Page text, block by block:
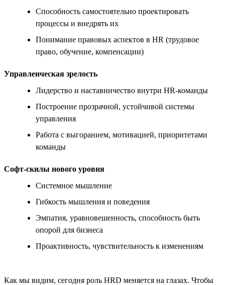
Способность самостоятельно проектировать
процессы и внедрять их
Понимание правовых аспектов в HR (трудовое
право, обучение, компенсации)
Управленческая зрелость
Лидерство и наставничество внутри HR-команды
Построение прозрачной, устойчивой системы
управления
Работа с выгоранием, мотивацией, приоритетами
команды
Софт-скилы нового уровня
Системное мышление
Гибкость мышления и поведения
Эмпатия, уравновешенность, способность быть
опорой для бизнеса
Проактивность, чувствительность к изменениям
Как мы видим, сегодня роль HRD меняется на глазах. Чтобы